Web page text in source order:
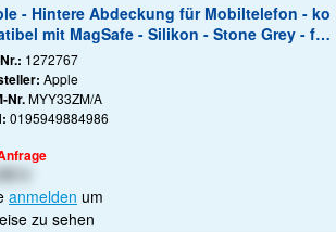
- Hintere Abdeckung für Mobiltelefon - ko
mit MagSafe - Silikon - Stone Grey - für
16
1272767
Apple
Nr.MYY33ZM/A
0195949884986
anmelden um
zu sehen